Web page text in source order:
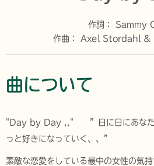
作詞：
Sammy
作曲：
Axel Stordahl &
曲について
"Day by Day ,," ”日に日にあなた
っと好きになっていく、、”
素敵な恋愛をしている最中の女性の気